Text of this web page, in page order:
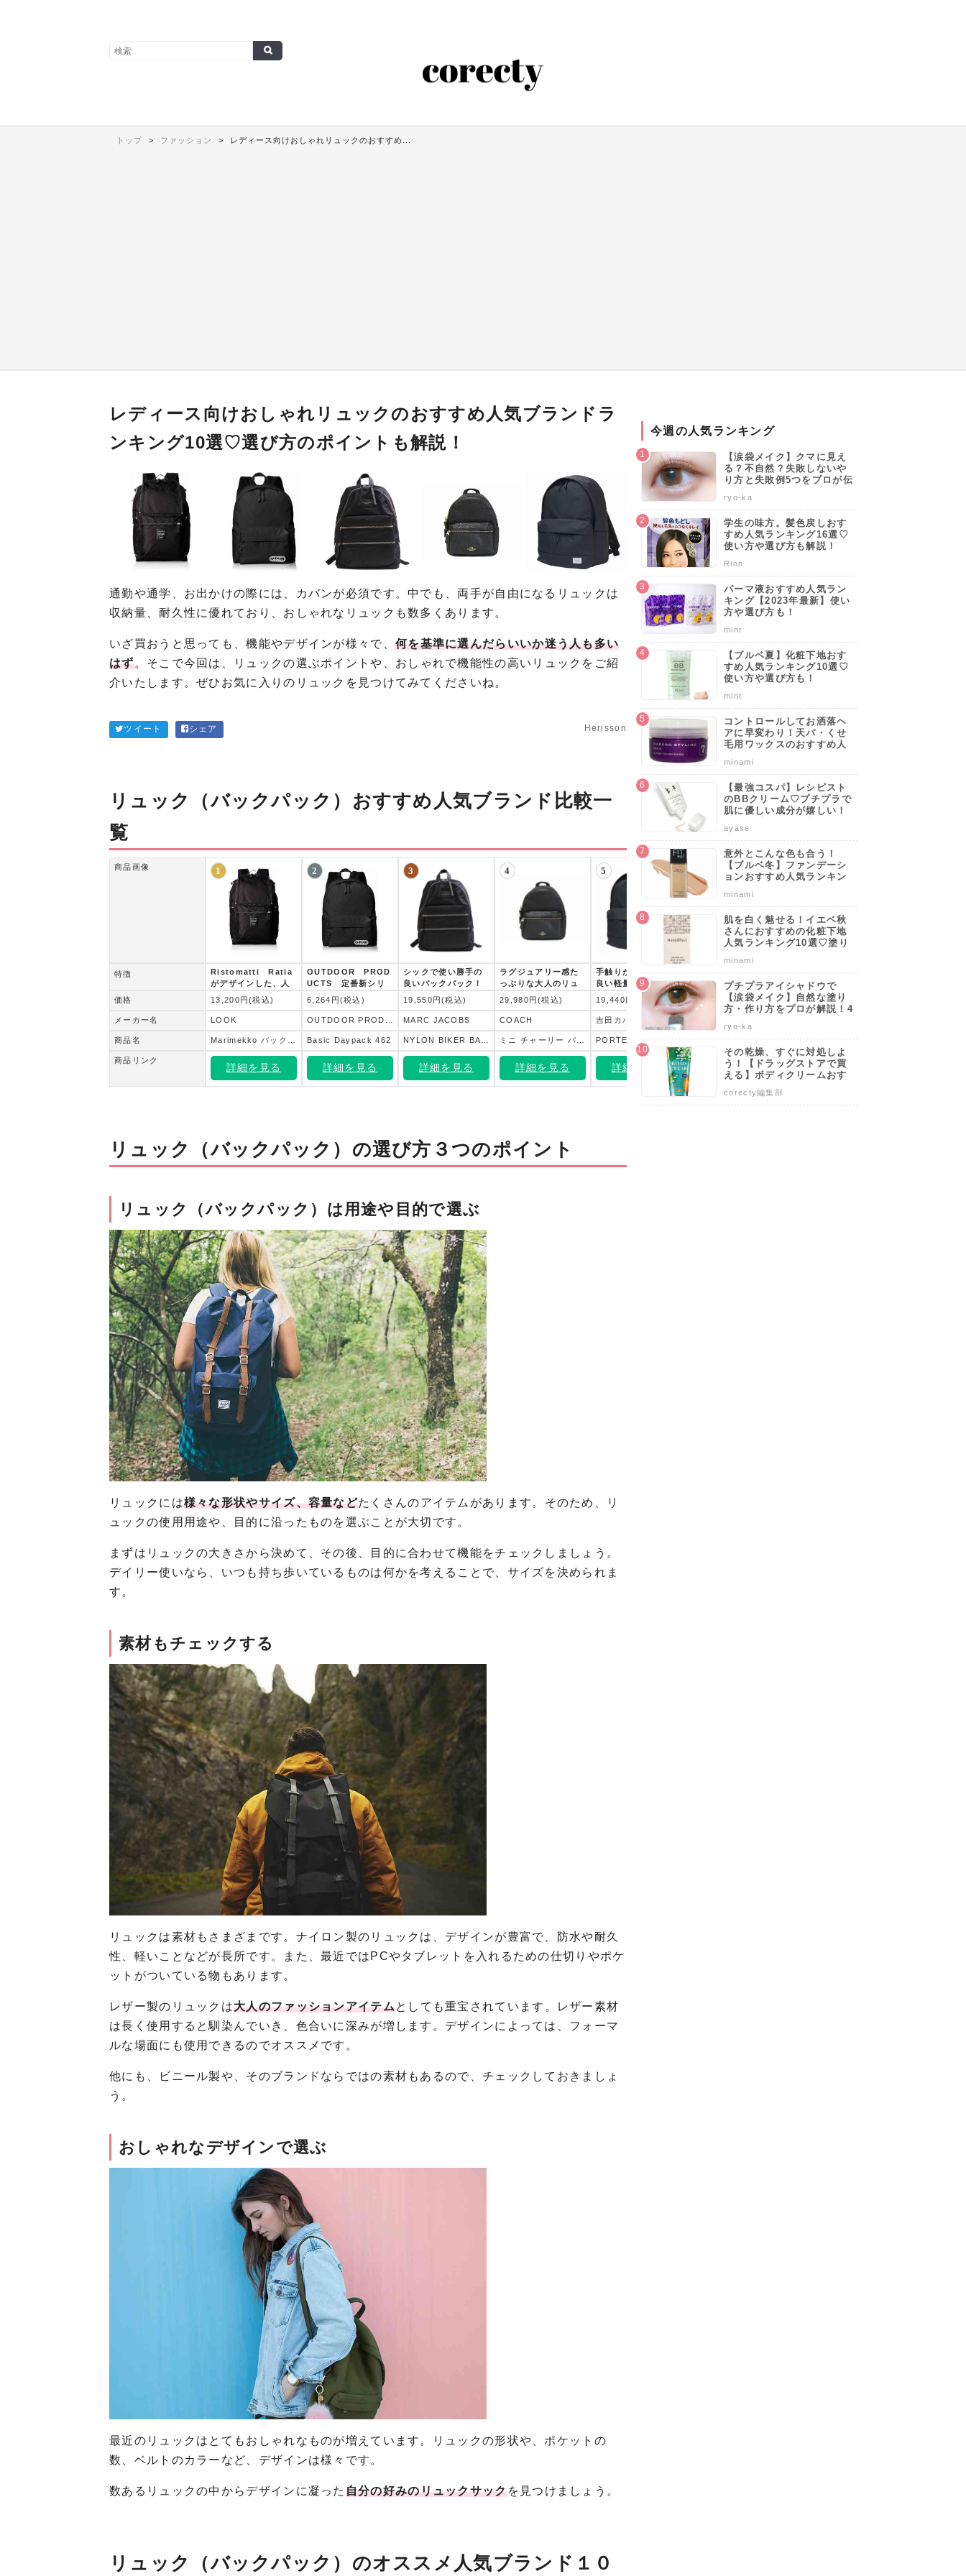
トップ ファッション レディース向けおしゃれリュックのおすすめ...
レディース向けおしゃれリュックのおすすめ人気ブランドラ
ンキング10選♡選び方のポイントも解説！
通勤や通学、お出かけの際には、カバンが必須です。中でも、両手が自由になるリュックは
収納量、耐久性に優れており、おしゃれなリュックも数多くあります。
いざ買おうと思っても、機能やデザインが様々で、 何を基準に選んだらいいか迷う人も多い
はず。そこで今回は、リュックの選ぶポイントや、おしゃれで機能性の高いリュックをご紹
介いたします。ぜひお気に入りのリュックを見つけてみてくださいね。
ツイート シェア Herisson
リュック（バックパック）おすすめ人気ブランド比較一
覧
商品画像
特徴
価格
メーカー名
商品名
商品リンク
1
Ristomatti Ratia
がデザインした、人
気のBuddyバックパ
ック。
13,200円(税込)
LOOK
詳細を見る
2
OUTDOOR PROD
UCTS 定番新シリ
ーズ！
6,264円(税込)
Basic Daypack 462
詳細を見る
3
シックで使い勝手の
良いバックパック！
19,550円(税込)
MARC JACOBS
詳細を見る
4
ラグジュアリー感た
っぷりな大人のリュ
29,980円(税込)
COACH
詳細を見る
5
手触りが良く発色の
良い軽量なポリエス
テル素材で、飽きの
来ないカジュアルシ
リーズ。
19,440円(税込)
吉田カバン
PORTER GIRL MOUSSE デイパック
詳細を見る
KANKENといえばコ
レ。ベーシックモデ
ル。
9,424円(税込)
リュック
詳細を見る
7
人気の定番商品とし
て進化を遂げてきたB
ig
14,342円(税込)
詳細を見る
リュック（バックパック）の選び方３つのポイント
リュック（バックパック）は用途や目的で選ぶ
リュックには様々な形状やサイズ、容量などたくさんのアイテムがあります。そのため、リ
ュックの使用用途や、目的に沿ったものを選ぶことが大切です。
まずはリュックの大きさから決めて、その後、目的に合わせて機能をチェックしましょう。
デイリー使いなら、いつも持ち歩いているものは何かを考えることで、サイズを決められま
す。
素材もチェックする
リュックは素材もさまざまです。ナイロン製のリュックは、デザインが豊富で、防水や耐久
性、軽いことなどが長所です。また、最近ではPCやタブレットを入れるための仕切りやポケ
ットがついている物もあります。
レザー製のリュックは大人のファッションアイテムとしても重宝されています。レザー素材
は長く使用すると馴染んでいき、色合いに深みが増します。デザインによっては、フォーマ
ルな場面にも使用できるのでオススメです。
他にも、ビニール製や、そのブランドならではの素材もあるので、チェックしておきましょ
う。
おしゃれなデザインで選ぶ
最近のリュックはとてもおしゃれなものが増えています。リュックの形状や、ポケットの
数、ベルトのカラーなど、デザインは様々です。
数あるリュックの中からデザインに凝った 自分の好みのリュックサックを見つけましょう。
リュック（バックパック）のオススメ人気ブランド１０
今週の人気ランキング
【涙袋メイク】クマに見え
る？不自然？失敗しないや
り方と失敗例5つをプロが伝
ryo-ka
学生の味方。髪色戻しおす
すめ人気ランキング16選♡
使い方や選び方も解説！
Rion
パーマ液おすすめ人気ラン
キング【2023年最新】使い
方や選び方も！
mint
【ブルベ夏】化粧下地おす
すめ人気ランキング10選♡
使い方や選び方も！
mint
コントロールしてお洒落ヘ
アに早変わり！天パ・くせ
毛用ワックスのおすすめ人
♡使い方や選び方のポイン
minami
【最強コスパ】レシピスト
のBBクリーム♡プチプラで
肌に優しい成分が嬉しい！
らカバーしよう。
ayase
意外とこんな色も合う！
【ブルベ冬】ファンデーシ
ョンおすすめ人気ランキン
ポイントも解説！
minami
肌を白く魅せる！イエベ秋
さんにおすすめの化粧下地
人気ランキング10選♡塗り
説！
minami
プチプラアイシャドウで
【涙袋メイク】自然な塗り
方・作り方をプロが解説！4
伝授します♡
ryo-ka
その乾燥、すぐに対処しよ
う！【ドラッグストアで買
える】ボディクリームおす
すめ人気ランキング10選♡
塗り方や選び方も解説
corecty編集部